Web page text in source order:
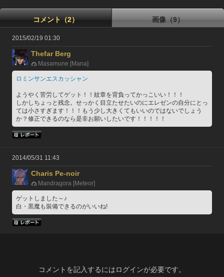
コメント（2） 画像（9）
2015/02/19 01:30
Thefar Berg
Masamune [Mana]
ロミンサンエスカッシャン
ようやく苦労してゲット！！紋章を背負ってかっこいい！！！
しかしちょっと残念。せっかく目立たせたいのにエレゼンの自分にとっ
ては小さすぎます！！！もう少し大きくてもいいのではないでしょう
か？修正できるのなら是非お願いしたいです！！！！！
2014/05/31 11:43
Charis Pe-noir
Mandragora [Meteor]
ゲットしました～♪
白・黒魔も裝備できるのがいいね!
コメントを記入するにはログインが必要です。